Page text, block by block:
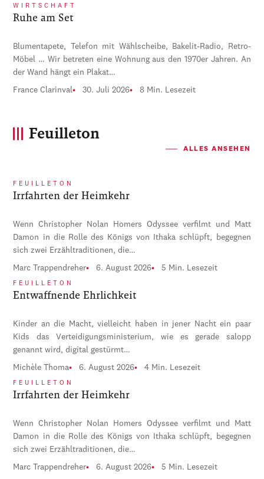
WIRTSCHAFT
Ruhe am Set
Blumentapete, Telefon mit Wählscheibe, Bakelit-Radio, Retro-
Möbel … Wir betreten eine Wohnung aus den 1970er Jahren. An
der Wand hängt ein Plakat…
France Clarinval 30. Juli 2026 8 Min. Lesezeit
Feuilleton
ALLES ANSEHEN
FEUILLETON
Irrfahrten der Heimkehr
Wenn Christopher Nolan Homers Odyssee verfilmt und Matt
Damon in die Rolle des Königs von Ithaka schlüpft, begegnen
sich zwei Erzähltraditionen, die…
Marc Trappendreher 6. August 2026 5 Min. Lesezeit
FEUILLETON
Entwaffnende Ehrlichkeit
Kinder an die Macht, vielleicht haben in jener Nacht ein paar
Kids das Verteidigungsministerium, wie es gerade salopp
genannt wird, digital gestürmt…
Michèle Thoma 6. August 2026 4 Min. Lesezeit
FEUILLETON
Irrfahrten der Heimkehr
Wenn Christopher Nolan Homers Odyssee verfilmt und Matt
Damon in die Rolle des Königs von Ithaka schlüpft, begegnen
sich zwei Erzähltraditionen, die…
Marc Trappendreher 6. August 2026 5 Min. Lesezeit